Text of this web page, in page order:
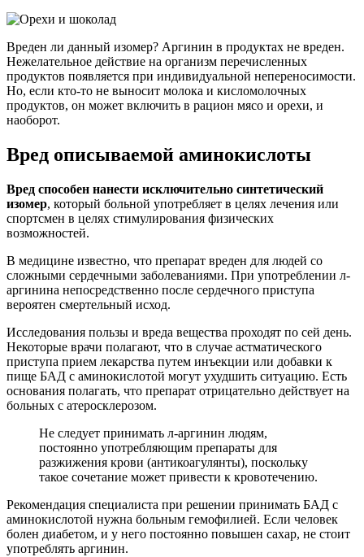
Вреден ли данный изомер? Аргинин в продуктах не вреден.
Нежелательное действие на организм перечисленных
продуктов появляется при индивидуальной непереносимости.
Но, если кто-то не выносит молока и кисломолочных
продуктов, он может включить в рацион мясо и орехи, и
наоборот.
Вред описываемой аминокислоты
Вред способен нанести исключительно синтетический
изомер, который больной употребляет в целях лечения или
спортсмен в целях стимулирования физических
возможностей.
В медицине известно, что препарат вреден для людей со
сложными сердечными заболеваниями. При употреблении л-
аргинина непосредственно после сердечного приступа
вероятен смертельный исход.
Исследования пользы и вреда вещества проходят по сей день.
Некоторые врачи полагают, что в случае астматического
приступа прием лекарства путем инъекции или добавки к
пище БАД с аминокислотой могут ухудшить ситуацию. Есть
основания полагать, что препарат отрицательно действует на
больных с атеросклерозом.
Не следует принимать л-аргинин людям,
постоянно употребляющим препараты для
разжижения крови (антикоагулянты), поскольку
такое сочетание может привести к кровотечению.
Рекомендация специалиста при решении принимать БАД с
аминокислотой нужна больным гемофилией. Если человек
болен диабетом, и у него постоянно повышен сахар, не стоит
употреблять аргинин.